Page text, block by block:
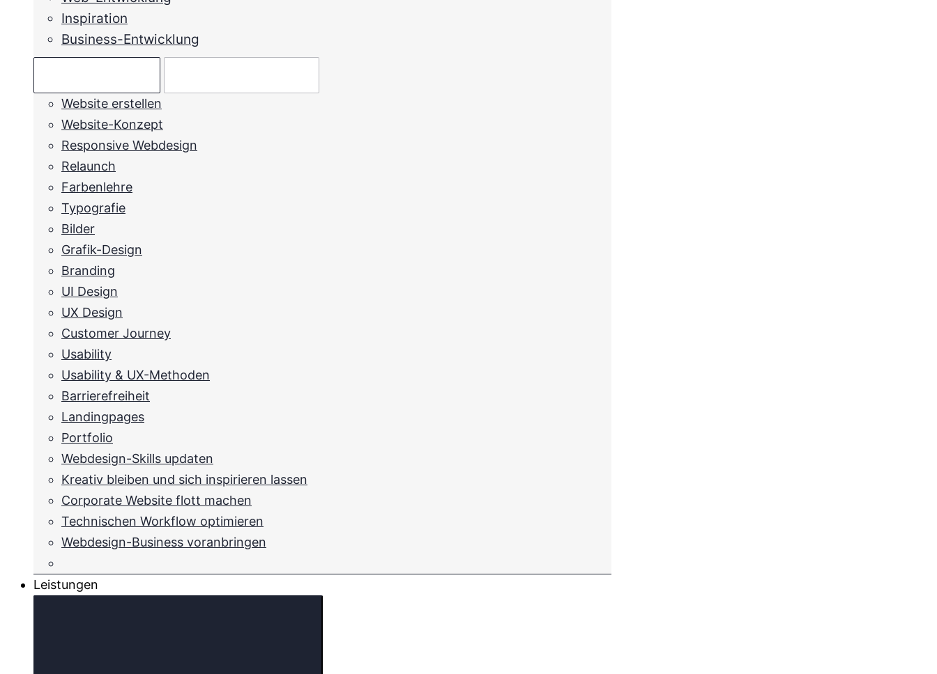
Inspiration
Business-Entwicklung
Website erstellen
Website-Konzept
Responsive Webdesign
Relaunch
Farbenlehre
Typografie
Bilder
Grafik-Design
Branding
UI Design
UX Design
Customer Journey
Usability
Usability & UX-Methoden
Barrierefreiheit
Landingpages
Portfolio
Webdesign-Skills updaten
Kreativ bleiben und sich inspirieren lassen
Corporate Website flott machen
Technischen Workflow optimieren
Webdesign-Business voranbringen
Leistungen